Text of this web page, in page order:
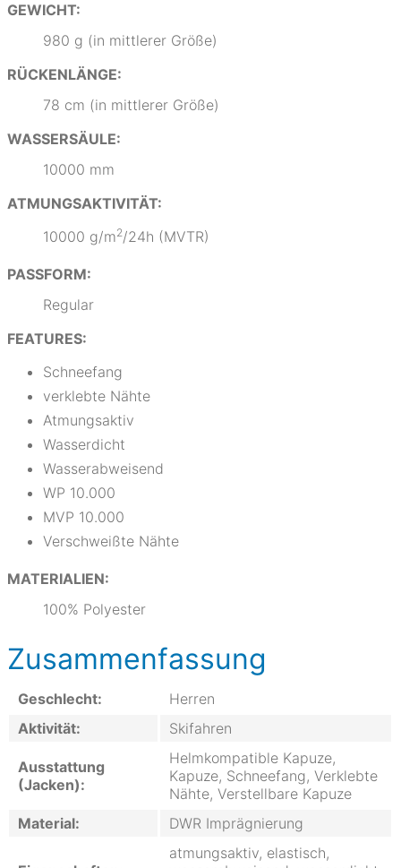
GEWICHT:
980 g (in mittlerer Größe)
RÜCKENLÄNGE:
78 cm (in mittlerer Größe)
WASSERSÄULE:
10000 mm
ATMUNGSAKTIVITÄT:
10000 g/m2/24h (MVTR)
PASSFORM:
Regular
FEATURES:
Schneefang
verklebte Nähte
Atmungsaktiv
Wasserdicht
Wasserabweisend
WP 10.000
MVP 10.000
Verschweißte Nähte
MATERIALIEN:
100% Polyester
Zusammenfassung
Geschlecht:
Herren
Aktivität:
Skifahren
Ausstattung
(Jacken):
Helmkompatible Kapuze,
Kapuze, Schneefang, Verklebte
Nähte, Verstellbare Kapuze
Material:
DWR Imprägnierung
atmungsaktiv, elastisch,